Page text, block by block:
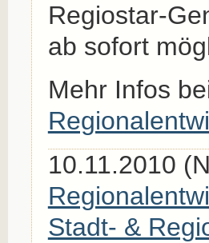
Regiostar-
ab sofort
Mehr Infos
10.11.2010
Stadt- &